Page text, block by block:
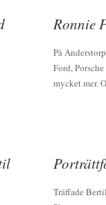
Ronnie
På
Ford,
mycket mer.
Träffade